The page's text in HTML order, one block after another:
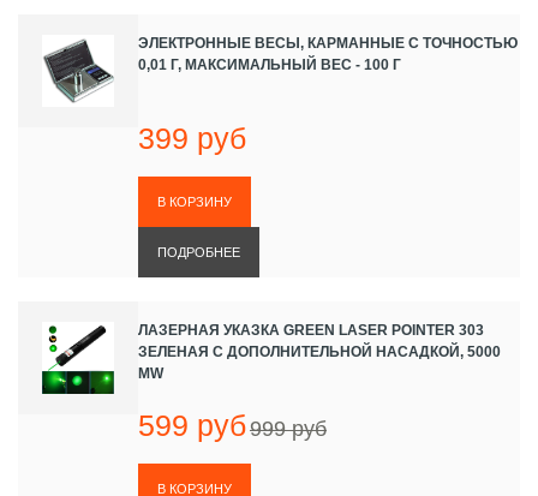
ЭЛЕКТРОННЫЕ ВЕСЫ, КАРМАННЫЕ С ТОЧНОСТЬЮ
0,01 Г, МАКСИМАЛЬНЫЙ ВЕС - 100 Г
399 руб
ПОДРОБНЕЕ
ЛАЗЕРНАЯ УКАЗКА GREEN LASER POINTER 303
ЗЕЛЕНАЯ С ДОПОЛНИТЕЛЬНОЙ НАСАДКОЙ, 5000
MW
599 руб999 руб